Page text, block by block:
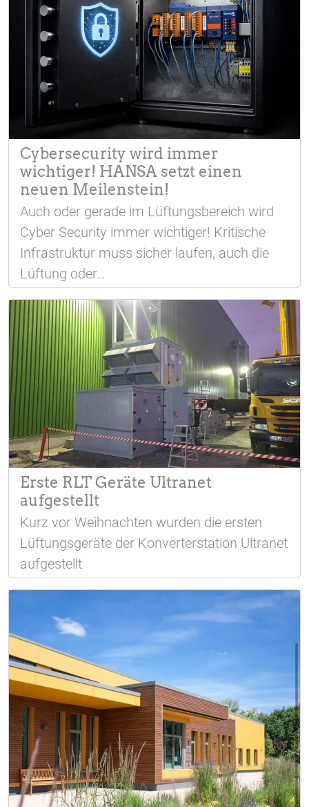
Cybersecurity wird immer
wichtiger! HANSA setzt einen
neuen Meilenstein!
Auch oder gerade im Lüftungsbereich wird
Cyber Security immer wichtiger! Kritische
Infrastruktur muss sicher laufen, auch die
Lüftung oder…
Erste RLT Geräte Ultranet
aufgestellt
Kurz vor Weihnachten wurden die ersten
Lüftungsgeräte der Konverterstation Ultranet
aufgestellt